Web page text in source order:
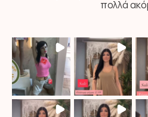
πολλά